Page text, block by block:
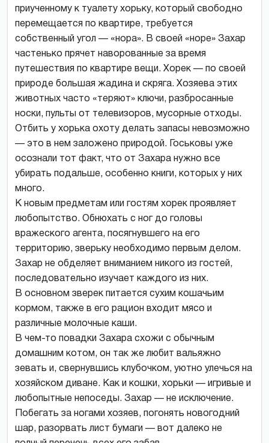
приученному к туалету хорьку, который свободно
перемещается по квартире, требуется
собственный угол — «нора». В своей «норе» Захар
частенько прячет наворованные за время
путешествия по квартире вещи. Хорек — по своей
природе большая жадина и скряга. Хозяева этих
животных часто «теряют» ключи, разбросанные
носки, пульты от телевизоров, мусорные отходы.
Отбить у хорька охоту делать запасы невозможно
— это в нем заложено природой. Госьковы уже
осознали тот факт, что от Захара нужно все
убирать подальше, особенно книги, которых у них
много.
К новым предметам или гостям хорек проявляет
любопытство. Обнюхать с ног до головы
вражеского агента, посягнувшего на его
территорию, зверьку необходимо первым делом.
Захар не обделяет вниманием никого из гостей,
последовательно изучает каждого из них.
В основном зверек питается сухим кошачьим
кормом, также в его рацион входит мясо и
различные молочные каши.
В чем-то повадки Захара схожи с обычным
домашним котом, он так же любит вальяжно
зевать и, свернувшись клубочком, уютно улечься на
хозяйском диване. Как и кошки, хорьки — игривые и
любопытные непоседы. Захар — не исключение.
Побегать за ногами хозяев, погонять новогодний
шар, разорвать лист бумаги — вот далеко не